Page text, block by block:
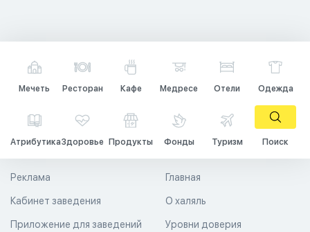
Мечеть Ресторан Кафе Медресе Отели Одежда
АтрибутикаЗдоровье Продукты Фонды Туризм Поиск
Главная
О халяль
Уровни доверия
Реклама
Кабинет заведения
Приложение для заведений